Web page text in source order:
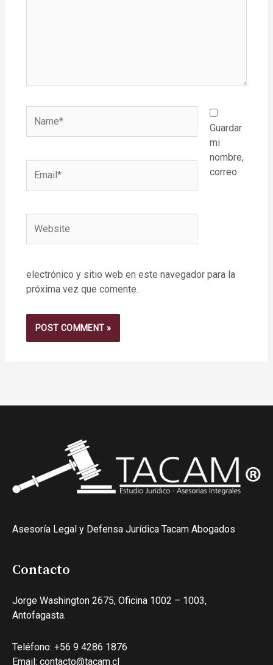
Guardar
mi
nombre,
correo
electrónico y sitio web en este navegador para la
próxima vez que comente.
Asesoría Legal y Defensa Jurídica Tacam Abogados
Contacto
Jorge Washington 2675, Oficina 1002 – 1003,
Antofagasta.
Teléfono: +56 9 4286 1876
Email: contacto@tacam.cl